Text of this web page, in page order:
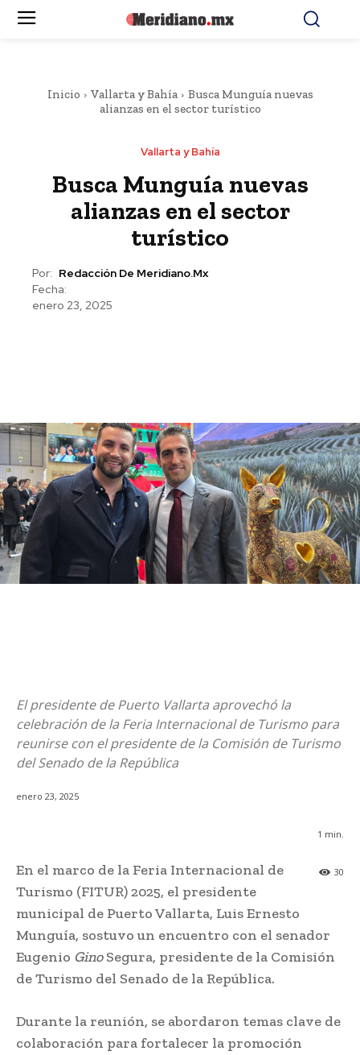
Inicio Vallarta y Bahía
Busca Munguía nuevas
alianzas en el sector turístico
Vallarta y Bahía
Busca Munguía nuevas
alianzas en el sector
turístico
Por: Redacción De Meridiano.mx
Fecha:
enero 23, 2025
El presidente de Puerto Vallarta aprovechó la
celebración de la Feria Internacional de Turismo para
reunirse con el presidente de la Comisión de Turismo
del Senado de la República
enero 23, 2025
1 min.
30
En el marco de la Feria Internacional de
Turismo (FITUR) 2025, el presidente
municipal de Puerto Vallarta, Luis Ernesto
Munguía, sostuvo un encuentro con el senador
Eugenio GinoSegura, presidente de la Comisión
de Turismo del Senado de la República.
Durante la reunión, se abordaron temas clave de
colaboración para fortalecer la promoción